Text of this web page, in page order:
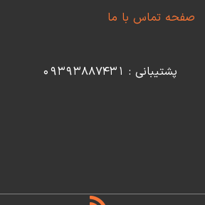
صفحه تماس با ما
پشتیبانی : 09393887431